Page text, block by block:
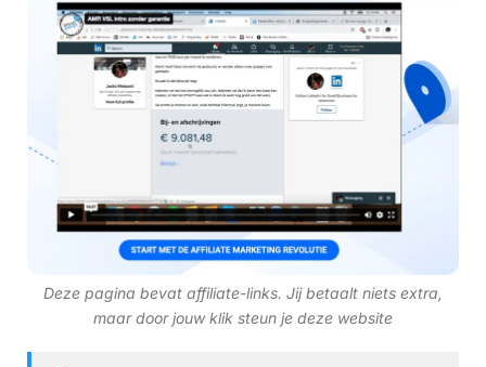
Deze pagina bevat affiliate-links. Jij betaalt niets extra,
maar door jouw klik steun je deze website